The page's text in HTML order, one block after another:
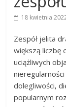
18 kwietnia
Zespół jelita
większą liczbę
uciążliwych
dolegliwości,
popularnym